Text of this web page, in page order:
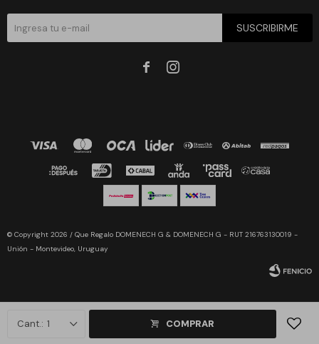
1 COMPRAR
SUSCRIBIRME
 
© Copyright 2026 / Que Regalo DOMENECH G & DOMENECH G - RUT 216763130019 -
Unión - Montevideo, Uruguay